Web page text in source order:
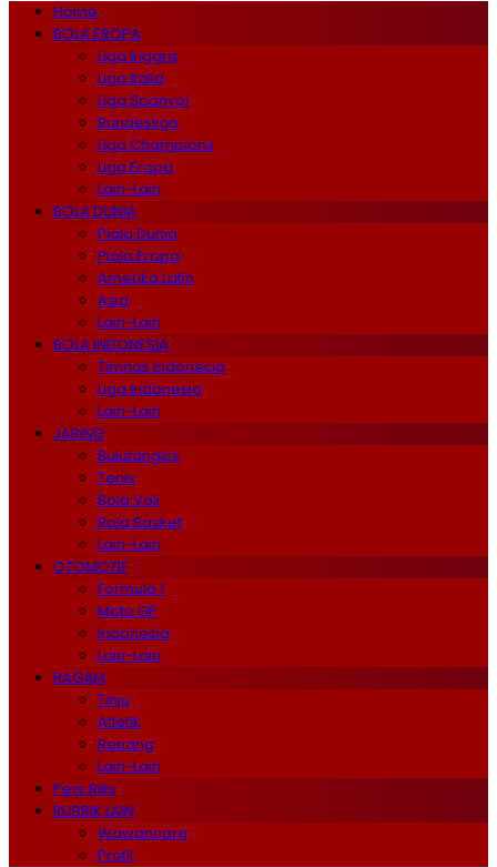
Home
BOLA EROPA
Liga Inggris
Liga Italia
Liga Spanyol
Bundesliga
Liga Champions
Liga Eropa
Lain-Lain
BOLA DUNIA
Piala Dunia
Piala Eropa
Amerika Latin
Asia
Lain-Lain
BOLA INDONESIA
Timnas Indonesia
Liga Indonesia
Lain-Lain
JARING
Bulutangkis
Tenis
Bola Voli
Bola Basket
Lain-Lain
OTOMOTIF
Formula 1
Moto GP
Indonesia
Lain-Lain
RAGAM
Tinju
Atletik
Renang
Lain-Lain
Pers Rilis
RUBRIK LAIN
Wawancara
Profil